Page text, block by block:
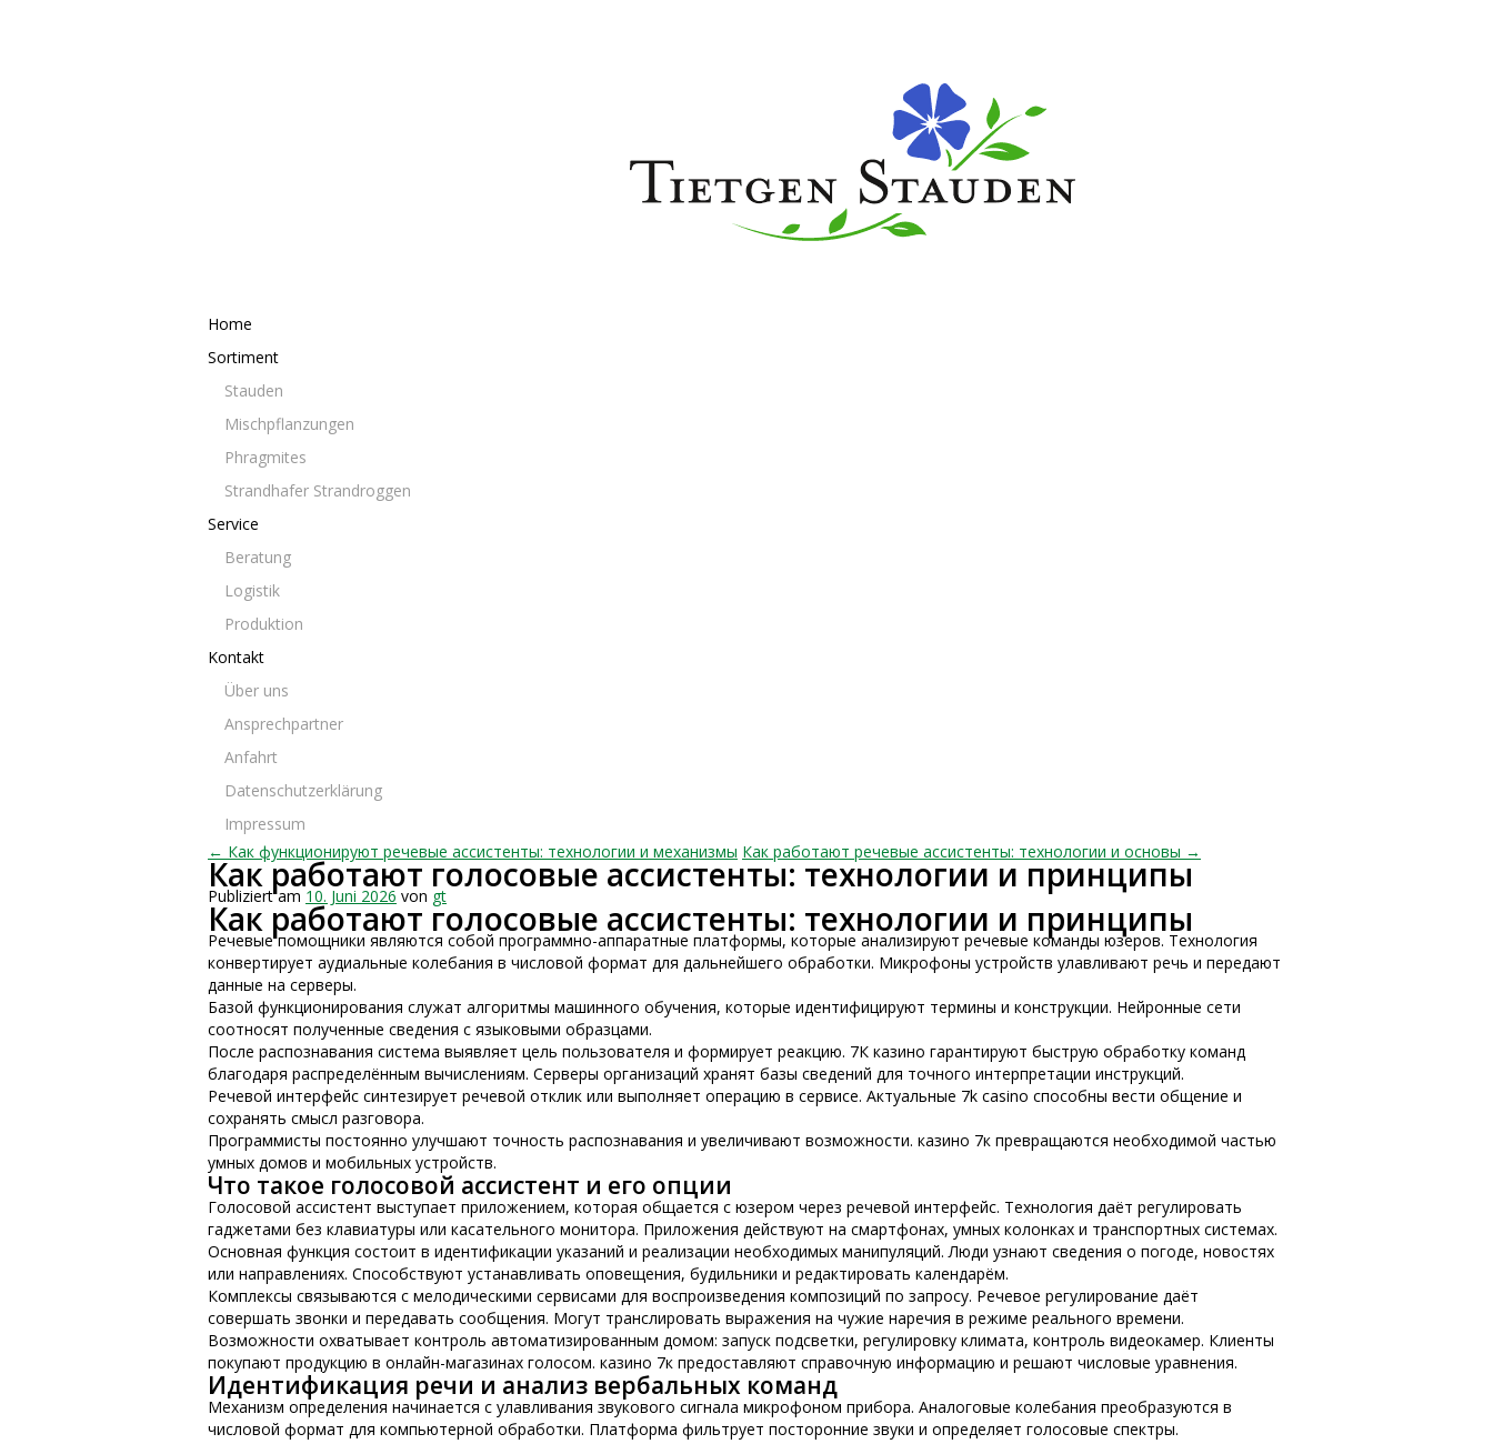
Home
Sortiment
Stauden
Mischpflanzungen
Phragmites
Strandhafer Strandroggen
Service
Beratung
Logistik
Produktion
Kontakt
Über uns
Ansprechpartner
Anfahrt
Datenschutzerklärung
Impressum
← Как функционируют речевые ассистенты: технологии и механизмы Как работают речевые ассистенты: технологии и основы →
Как работают голосовые ассистенты: технологии и принципы
Publiziert am 10. Juni 2026 von gt
Как работают голосовые ассистенты: технологии и принципы
Речевые помощники являются собой программно-аппаратные платформы, которые анализируют речевые команды юзеров. Технология
конвертирует аудиальные колебания в числовой формат для дальнейшего обработки. Микрофоны устройств улавливают речь и передают
данные на серверы.
Базой функционирования служат алгоритмы машинного обучения, которые идентифицируют термины и конструкции. Нейронные сети
соотносят полученные сведения с языковыми образцами.
После распознавания система выявляет цель пользователя и формирует реакцию. 7К казино гарантируют быструю обработку команд
благодаря распределённым вычислениям. Серверы организаций хранят базы сведений для точного интерпретации инструкций.
Речевой интерфейс синтезирует речевой отклик или выполняет операцию в сервисе. Актуальные 7k casino способны вести общение и
сохранять смысл разговора.
Программисты постоянно улучшают точность распознавания и увеличивают возможности. казино 7к превращаются необходимой частью
умных домов и мобильных устройств.
Что такое голосовой ассистент и его опции
Голосовой ассистент выступает приложением, которая общается с юзером через речевой интерфейс. Технология даёт регулировать
гаджетами без клавиатуры или касательного монитора. Приложения действуют на смартфонах, умных колонках и транспортных системах.
Основная функция состоит в идентификации указаний и реализации необходимых манипуляций. Люди узнают сведения о погоде, новостях
или направлениях. Способствуют устанавливать оповещения, будильники и редактировать календарём.
Комплексы связываются с мелодическими сервисами для воспроизведения композиций по запросу. Речевое регулирование даёт
совершать звонки и передавать сообщения. Могут транслировать выражения на чужие наречия в режиме реального времени.
Возможности охватывает контроль автоматизированным домом: запуск подсветки, регулировку климата, контроль видеокамер. Клиенты
покупают продукцию в онлайн-магазинах голосом. казино 7к предоставляют справочную информацию и решают числовые уравнения.
Идентификация речи и анализ вербальных команд
Механизм определения начинается с улавливания звукового сигнала микрофоном прибора. Аналоговые колебания преобразуются в
числовой формат для компьютерной обработки. Платформа фильтрует посторонние звуки и определяет голосовые спектры.